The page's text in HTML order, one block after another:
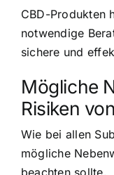
CBD-Produkten
notwendige
sichere und
Mögliche
Risiken
Wie bei allen
mögliche